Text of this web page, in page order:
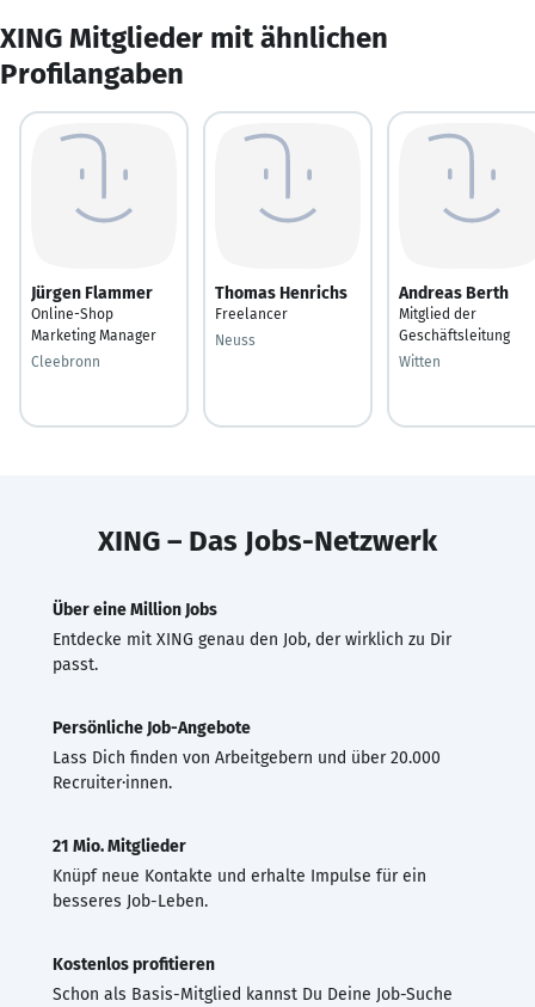
XING Mitglieder mit ähnlichen
Profilangaben
Jürgen Flammer
Online-Shop
Marketing Manager
Cleebronn
Thomas Henrichs
Freelancer
Neuss
Andreas Berth
Mitglied der
Geschäftsleitung
Witten
XING – Das Jobs-Netzwerk
Über eine Million Jobs
Entdecke mit XING genau den Job, der wirklich zu Dir
passt.
Persönliche Job-Angebote
Lass Dich finden von Arbeitgebern und über 20.000
Recruiter·innen.
21 Mio. Mitglieder
Knüpf neue Kontakte und erhalte Impulse für ein
besseres Job-Leben.
Kostenlos profitieren
Schon als Basis-Mitglied kannst Du Deine Job-Suche